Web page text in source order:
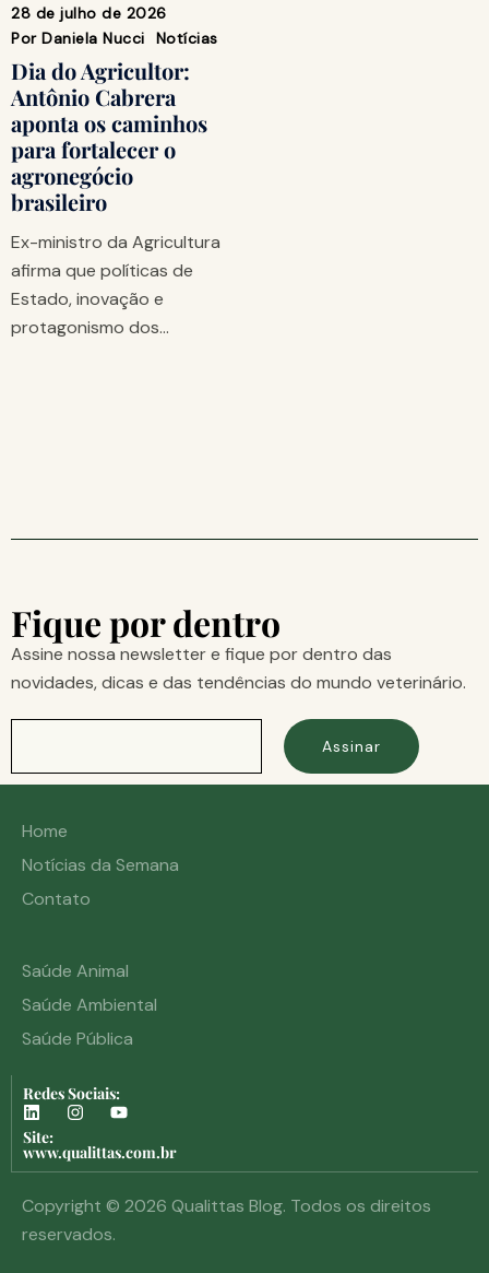
28 de julho de 2026
Por Daniela Nucci Notícias
Dia do Agricultor:
Antônio Cabrera
aponta os caminhos
para fortalecer o
agronegócio
brasileiro
Ex-ministro da Agricultura
afirma que políticas de
Estado, inovação e
protagonismo dos…
Fique por dentro
Assine nossa newsletter e fique por dentro das
novidades, dicas e das tendências do mundo veterinário.
Assinar
Home
Notícias da Semana
Contato
Saúde Animal
Saúde Ambiental
Saúde Pública
Redes Sociais:
Site:
www.qualittas.com.br
Copyright © 2026 Qualittas Blog. Todos os direitos
reservados.